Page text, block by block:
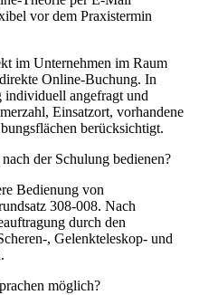
vor dem Praxistermin
im Unternehmen im Raum
Online-Buchung. In
angefragt und
Einsatzort, vorhandene
berücksichtigt.
der Schulung bedienen?
Bedienung von
308-008. Nach
durch den
, Gelenkteleskop- und
möglich?